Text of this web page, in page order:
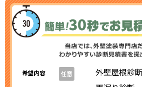
希望内容 任意
外壁屋根診断